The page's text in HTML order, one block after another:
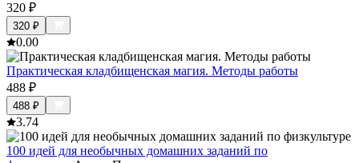
320 ₽
320 ₽
0.00
Практическая кладбищенская магия. Методы работы
488 ₽
488 ₽
3.74
100 идей для необычных домашних заданий по